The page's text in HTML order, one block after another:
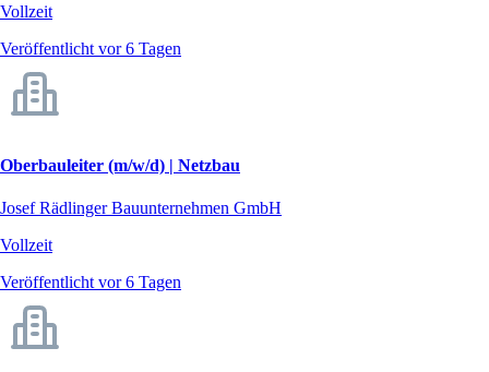
Vollzeit
Veröffentlicht vor 6 Tagen
Oberbauleiter (m/w/d) | Netzbau
Josef Rädlinger Bauunternehmen GmbH
Vollzeit
Veröffentlicht vor 6 Tagen